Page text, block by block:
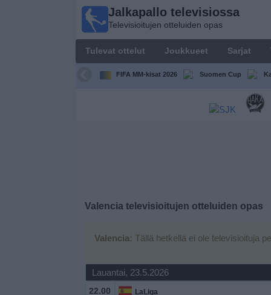
Jalkapallo televisiossa
Televisioitujen otteluiden opas
Tulevat ottelut Joukkueet Sarjat
FIFA MM-kisat 2026 Suomen Cup
Valenciatelevisioitujen otteluiden opas
Valencia: Tällä hetkellä ei ole televisioituja
Lauantai, 23.5.2026
22.00 LaLiga
Jalkapallo
televisiossa
Televisioitujen
otteluiden opas